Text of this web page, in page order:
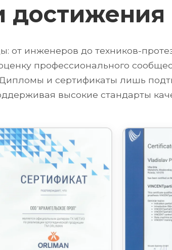
достижения
инженеров до техников-
профессионального
и сертификаты лишь
высокие стандарты